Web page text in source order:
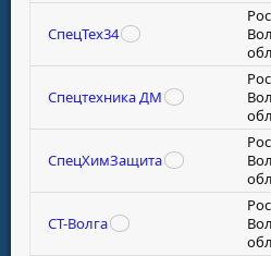
СпецТех34
Спецтехника ДМ
СпецХимЗащита
СТ-Волга